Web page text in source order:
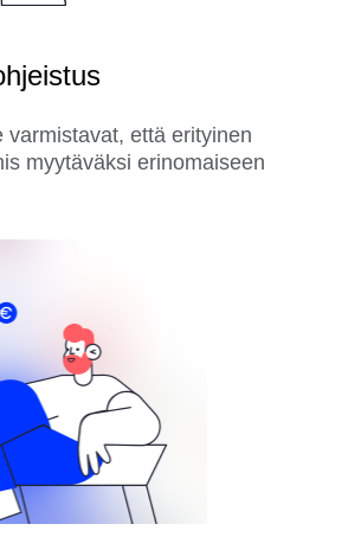
varmistavat, että erityinen
myytäväksi erinomaiseen